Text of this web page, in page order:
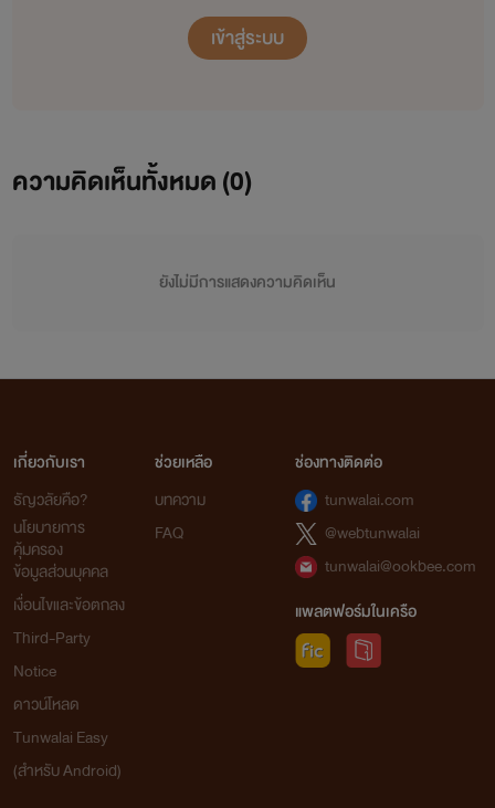
เข้าสู่ระบบ
ความคิดเห็นทั้งหมด (0)
ยังไม่มีการแสดงความคิดเห็น
เกี่ยวกับเรา
ธัญวลัยคือ?
นโยบายการ
คุ้มครอง
ข้อมูลส่วนบุคคล
เงื่อนไขและข้อตกลง
Third-Party
Notice
ดาวน์โหลด
Tunwalai Easy
(สำหรับ Android)
ช่วยเหลือ
บทความ
FAQ
ช่องทางติดต่อ
tunwalai.com
@webtunwalai
tunwalai@ookbee.com
แพลตฟอร์มในเครือ